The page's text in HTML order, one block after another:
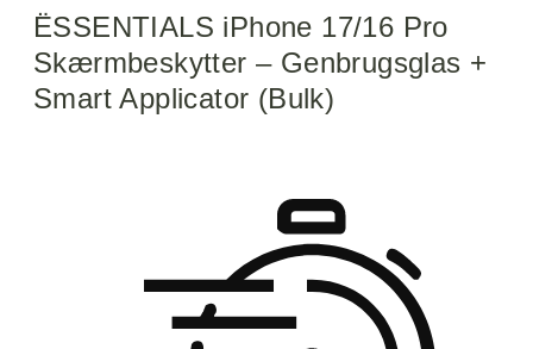
ËSSENTIALS iPhone 17/16 Pro
Skærmbeskytter – Genbrugsglas +
Smart Applicator (Bulk)